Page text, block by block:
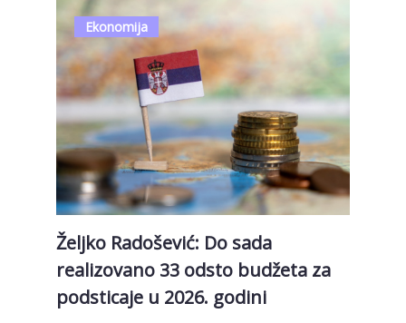
Ekonomija
Željko Radošević: Do sada
realizovano 33 odsto budžeta za
podsticaje u 2026. godini